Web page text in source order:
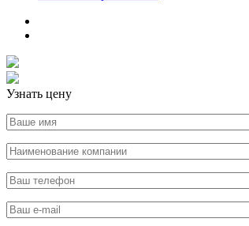
Узнать цену